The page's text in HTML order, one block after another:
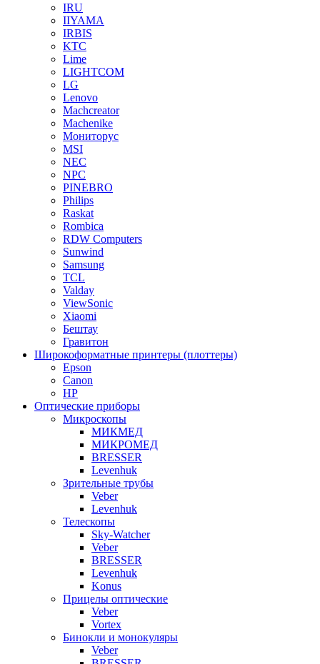
IRU
IIYAMA
IRBIS
KTC
Lime
LIGHTCOM
LG
Lenovo
Machcreator
Machenike
Мониторус
MSI
NEC
NPC
PINEBRO
Philips
Raskat
Rombica
RDW Computers
Sunwind
Samsung
TCL
Valday
ViewSonic
Xiaomi
Бештау
Гравитон
Широкоформатные принтеры (плоттеры)
Epson
Canon
HP
Оптические приборы
Микроскопы
МИКМЕД
МИКРОМЕД
BRESSER
Levenhuk
Зрительные трубы
Veber
Levenhuk
Телескопы
Sky-Watcher
Veber
BRESSER
Levenhuk
Konus
Прицелы оптические
Veber
Vortex
Бинокли и монокуляры
Veber